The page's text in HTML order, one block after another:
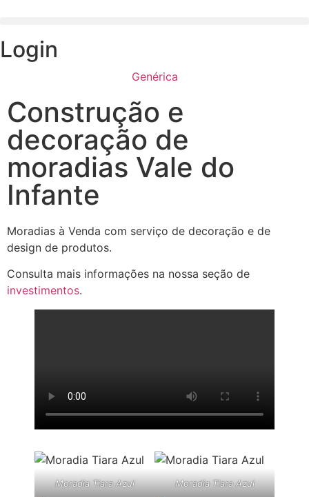
Login
Genérica
Construção e
decoração de
moradias Vale do
Infante
Moradias à Venda com serviço de decoração e de
design de produtos.
Consulta mais informações na nossa seção de
investimentos.
Moradia Tiara Azul Moradia Tiara Azul